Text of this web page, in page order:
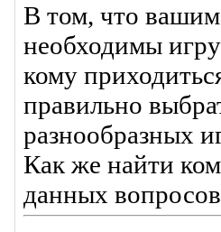
В том, что вашим
необходимы
кому
правильно
разнообразных
Как же найти
данных